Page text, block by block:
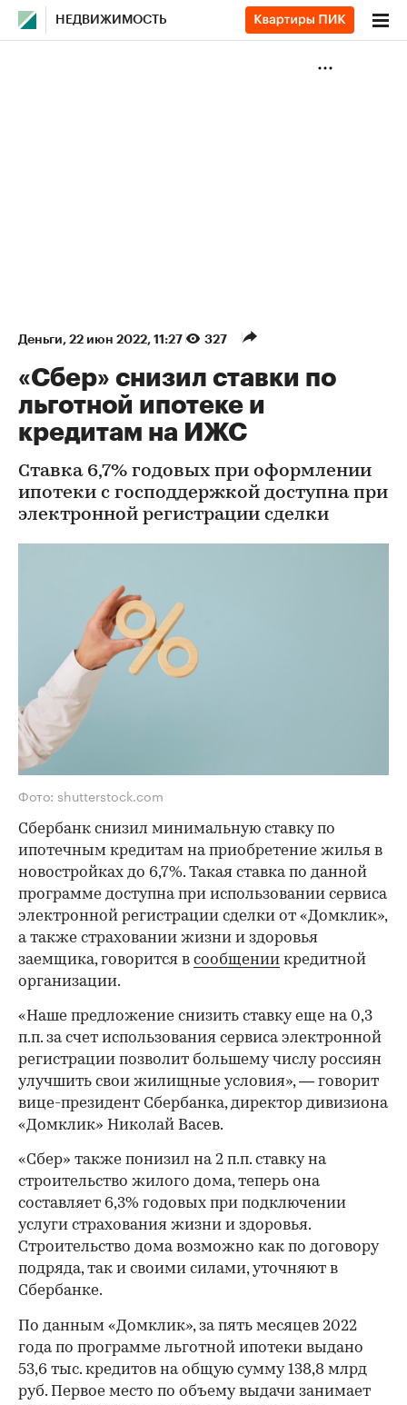
НЕДВИЖИМОСТЬ
Деньги⁠, 22 июн 2022, 11:27 327
«Сбер» снизил ставки по
льготной ипотеке и
кредитам на ИЖС
Ставка 6,7% годовых при оформлении
ипотеки с господдержкой доступна при
электронной регистрации сделки
Фото: shutterstock.com
Сбербанк снизил минимальную ставку по
ипотечным кредитам на приобретение жилья в
новостройках до 6,7%. Такая ставка по данной
программе доступна при использовании сервиса
электронной регистрации сделки от «Домклик»,
а также страховании жизни и здоровья
заемщика, говорится в сообщении кредитной
организации.
«Наше предложение снизить ставку еще на 0,3
п.п. за счет использования сервиса электронной
регистрации позволит большему числу россиян
улучшить свои жилищные условия», — говорит
вице-президент Сбербанка, директор дивизиона
«Домклик» Николай Васев.
«Сбер» также понизил на 2 п.п. ставку на
строительство жилого дома, теперь она
составляет 6,3% годовых при подключении
услуги страхования жизни и здоровья.
Строительство дома возможно как по договору
подряда, так и своими силами, уточняют в
Сбербанке.
По данным «Домклик», за пять месяцев 2022
года по программе льготной ипотеки выдано
53,6 тыс. кредитов на общую сумму 138,8 млрд
руб. Первое место по объему выдачи занимает